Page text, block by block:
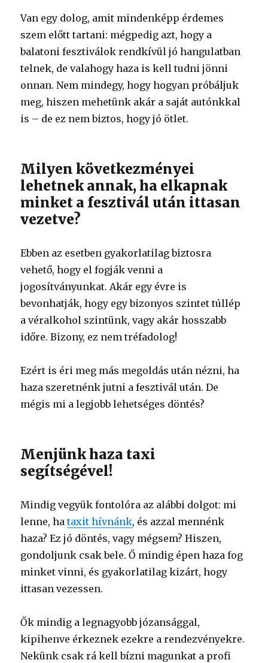
Van egy dolog, amit mindenképp érdemes
szem előtt tartani: mégpedig azt, hogy a
balatoni fesztiválok rendkívül jó hangulatban
telnek, de valahogy haza is kell tudni jönni
onnan. Nem mindegy, hogy hogyan próbáljuk
meg, hiszen mehetünk akár a saját autónkkal
is – de ez nem biztos, hogy jó ötlet.
Milyen következményei
lehetnek annak, ha elkapnak
minket a fesztivál után ittasan
vezetve?
Ebben az esetben gyakorlatilag biztosra
vehető, hogy el fogják venni a
jogosítványunkat. Akár egy évre is
bevonhatják, hogy egy bizonyos szintet túllép
a véralkohol szintünk, vagy akár hosszabb
időre. Bizony, ez nem tréfadolog!
Ezért is éri meg más megoldás után nézni, ha
haza szeretnénk jutni a fesztivál után. De
mégis mi a legjobb lehetséges döntés?
Menjünk haza taxi
segítségével!
Mindig vegyük fontolóra az alábbi dolgot: mi
lenne, hataxit hívnánk, és azzal mennénk
haza? Ez jó döntés, vagy mégsem? Hiszen,
gondoljunk csak bele. Ő mindig épen haza fog
minket vinni, és gyakorlatilag kizárt, hogy
ittasan vezessen.
Ők mindig a legnagyobb józansággal,
kipihenve érkeznek ezekre a rendezvényekre.
Nekünk csak rá kell bízni magunkat a profi